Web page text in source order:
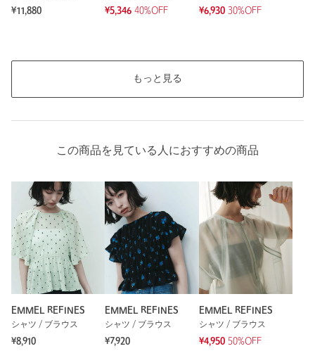
¥11,880
¥5,346 40%OFF
¥6,930 30%OFF
もっと見る
この商品を見ている人におすすめの商品
EMMEL REFINES
シャツ / ブラウス
¥8,910
EMMEL REFINES
シャツ / ブラウス
¥7,920
EMMEL REFINES
シャツ / ブラウス
¥4,950 50%OFF